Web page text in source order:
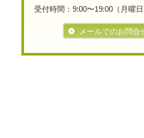
受付時間：9:00〜19:00（月曜
メールでのお問合